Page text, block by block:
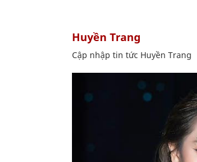
Huyền Trang
Cập nhập tin tức Huyền Trang